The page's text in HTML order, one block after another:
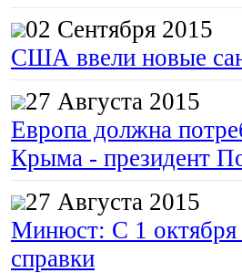
02 Сентября 2015
США ввели новые
27 Августа 2015
Европа должна
Крыма - президент
27 Августа 2015
Минюст: С 1 октября
справки